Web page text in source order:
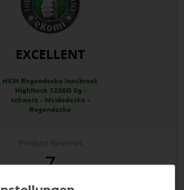
EXCELLENT
HKM Regendecke Innsbruck
HighNeck 1200D 0g -
schwarz - Weidedecke -
Regendecke
7